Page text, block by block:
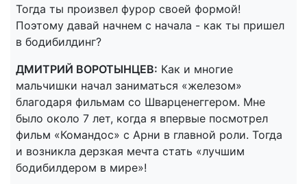
Тогда ты произвел фурор своей формой!
Поэтому давай начнем с начала - как ты пришел
в бодибилдинг?
ДМИТРИЙ ВОРОТЫНЦЕВ: Как и многие
мальчишки начал заниматься «железом»
благодаря фильмам со Шварценеггером. Мне
было около 7 лет, когда я впервые посмотрел
фильм «Командос» с Арни в главной роли. Тогда
и возникла дерзкая мечта стать «лучшим
бодибилдером в мире»!